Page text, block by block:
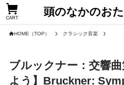
頭のなかのお
CART
HOME（TOP） クラシック音楽
ブルックナー：交響
よう】Bruckner: